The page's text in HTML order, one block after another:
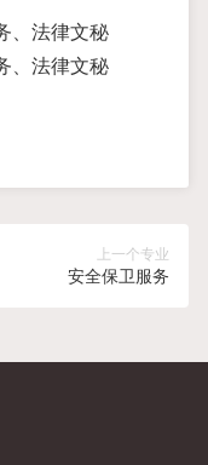
、法律文秘
、法律文秘
上一个专业
安全保卫服务